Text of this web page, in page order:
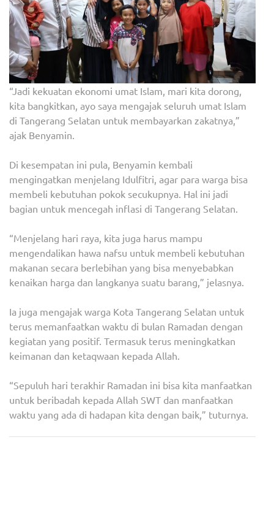
“Jadi kekuatan ekonomi umat Islam, mari kita dorong,
kita bangkitkan, ayo saya mengajak seluruh umat Islam
di Tangerang Selatan untuk membayarkan zakatnya,”
ajak Benyamin.
Di kesempatan ini pula, Benyamin kembali
mengingatkan menjelang Idulfitri, agar para warga bisa
membeli kebutuhan pokok secukupnya. Hal ini jadi
bagian untuk mencegah inflasi di Tangerang Selatan.
“Menjelang hari raya, kita juga harus mampu
mengendalikan hawa nafsu untuk membeli kebutuhan
makanan secara berlebihan yang bisa menyebabkan
kenaikan harga dan langkanya suatu barang,” jelasnya.
Ia juga mengajak warga Kota Tangerang Selatan untuk
terus memanfaatkan waktu di bulan Ramadan dengan
kegiatan yang positif. Termasuk terus meningkatkan
keimanan dan ketaqwaan kepada Allah.
“Sepuluh hari terakhir Ramadan ini bisa kita manfaatkan
untuk beribadah kepada Allah SWT dan manfaatkan
waktu yang ada di hadapan kita dengan baik,” tuturnya.